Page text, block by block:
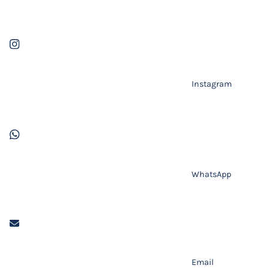
Instagram
WhatsApp
Email